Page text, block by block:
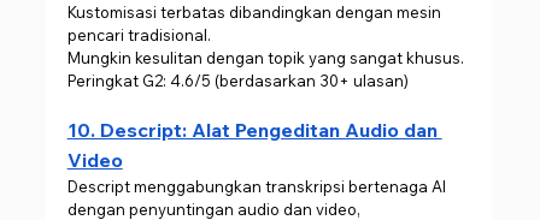
Kustomisasi terbatas dibandingkan dengan mesin
pencari tradisional.
Mungkin kesulitan dengan topik yang sangat khusus.
Peringkat G2: 4.6/5 (berdasarkan 30+ ulasan)
10. Descript: Alat Pengeditan Audio dan
Video
Descript menggabungkan transkripsi bertenaga AI
dengan penyuntingan audio dan video,